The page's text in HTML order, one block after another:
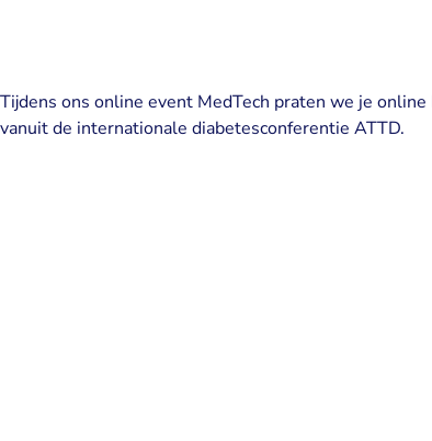
Tijdens ons online event MedTech praten we je
vanuit de internationale diabetesconferentie ATTD.